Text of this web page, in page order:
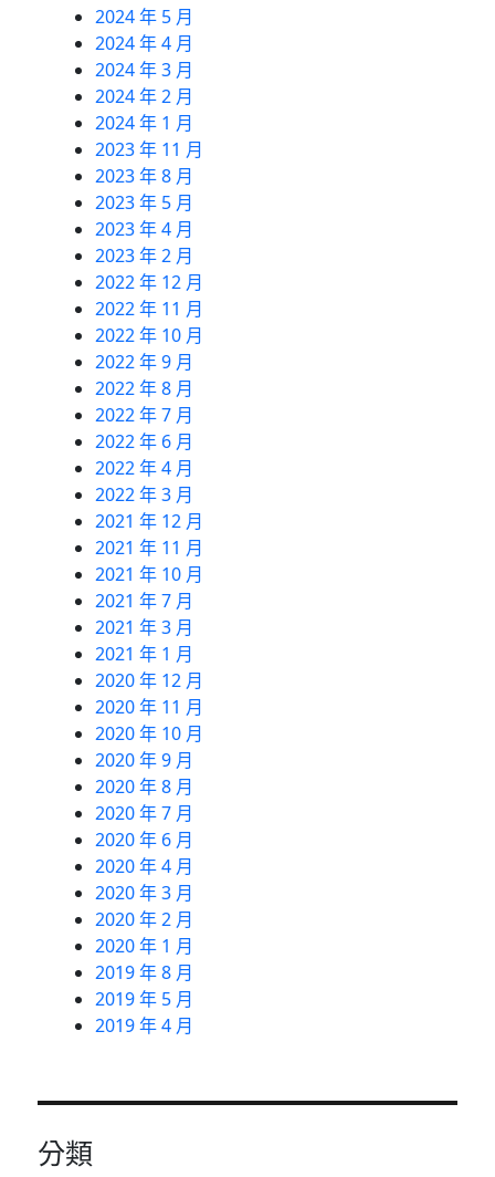
2024 年 5 月
2024 年 4 月
2024 年 3 月
2024 年 2 月
2024 年 1 月
2023 年 11 月
2023 年 8 月
2023 年 5 月
2023 年 4 月
2023 年 2 月
2022 年 12 月
2022 年 11 月
2022 年 10 月
2022 年 9 月
2022 年 8 月
2022 年 7 月
2022 年 6 月
2022 年 4 月
2022 年 3 月
2021 年 12 月
2021 年 11 月
2021 年 10 月
2021 年 7 月
2021 年 3 月
2021 年 1 月
2020 年 12 月
2020 年 11 月
2020 年 10 月
2020 年 9 月
2020 年 8 月
2020 年 7 月
2020 年 6 月
2020 年 4 月
2020 年 3 月
2020 年 2 月
2020 年 1 月
2019 年 8 月
2019 年 5 月
2019 年 4 月
分類